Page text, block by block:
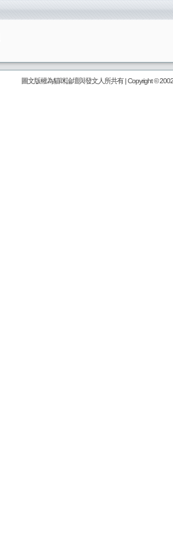
圖文版權為貓咪論壇與發文人所共有 | Copyright ©